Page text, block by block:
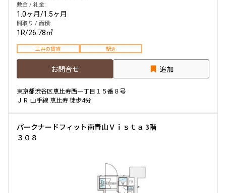
敷金 / 礼金:
1.0ヶ月/1.5ヶ月
間取り / 面積:
1R/26.78㎡
三井の賃貸 駅近
お問合せ 追加
東京都渋谷区恵比寿西一丁目１５番８号
ＪＲ 山手線 恵比寿 徒歩4分
パークナードフィット南青山Ｖｉｓｔａ 3階
３０８